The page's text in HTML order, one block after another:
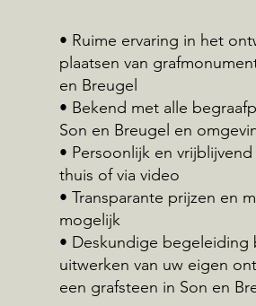
• Ruime ervaring in het
plaatsen van
en Breugel
• Bekend met alle
Son en Breugel en
• Persoonlijk en
thuis of via video
• Transparante prijzen en
mogelijk
• Deskundige begeleiding
uitwerken van uw eigen
een grafsteen in Son en